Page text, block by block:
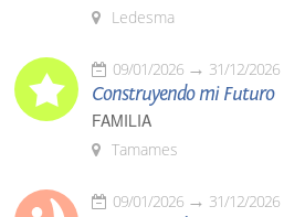
Ledesma
09/01/2026 31/12/2026
Construyendo mi Futuro
FAMILIA
Tamames
09/01/2026 31/12/2026